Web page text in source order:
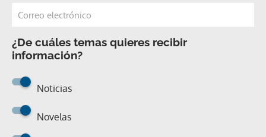
¿De cuáles temas quieres recibir
información?
Noticias
Novelas